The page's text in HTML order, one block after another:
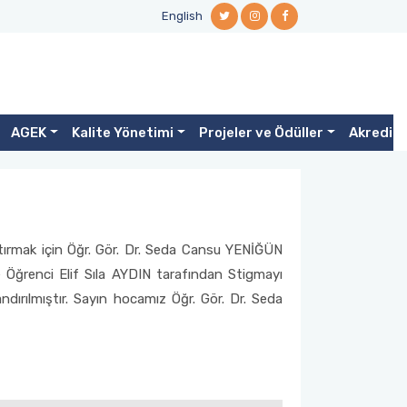
English
AGEK Kalite Yönetimi Projeler ve Ödüller
için Öğr. Gör. Dr. Seda Cansu YENİĞÜN
Öğrenci Elif Sıla AYDIN tarafından Stigmayı
Sayın hocamız Öğr. Gör. Dr. Seda